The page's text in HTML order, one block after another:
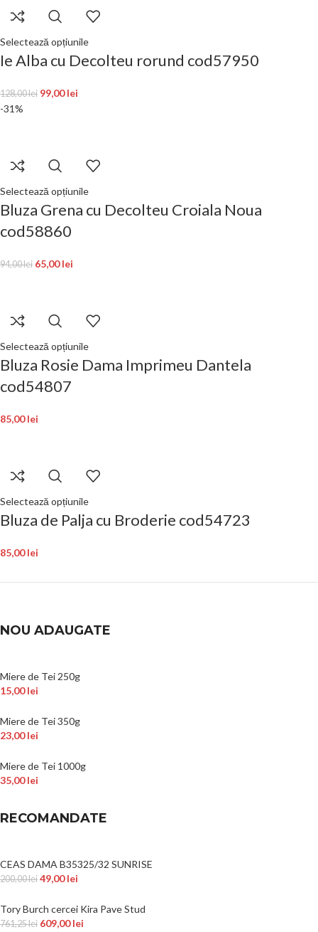
Selectează opțiunile
Ie Alba cu Decolteu rorund cod57950
128,00lei 99,00lei
-31%
Selectează opțiunile
Bluza Grena cu Decolteu Croiala Noua
cod58860
94,00lei 65,00lei
Selectează opțiunile
Bluza Rosie Dama Imprimeu Dantela
cod54807
85,00lei
Selectează opțiunile
Bluza de Palja cu Broderie cod54723
85,00lei
NOU ADAUGATE
Miere de Tei 250g
15,00lei
Miere de Tei 350g
23,00lei
Miere de Tei 1000g
35,00lei
RECOMANDATE
CEAS DAMA B35325/32 SUNRISE
200,00lei 49,00lei
Tory Burch cercei Kira Pave Stud
761,25lei 609,00lei